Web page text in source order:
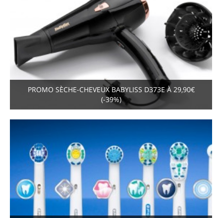
PROMO SÈCHE-CHEVEUX BABYLISS D373E À 29,90€
(-39%)